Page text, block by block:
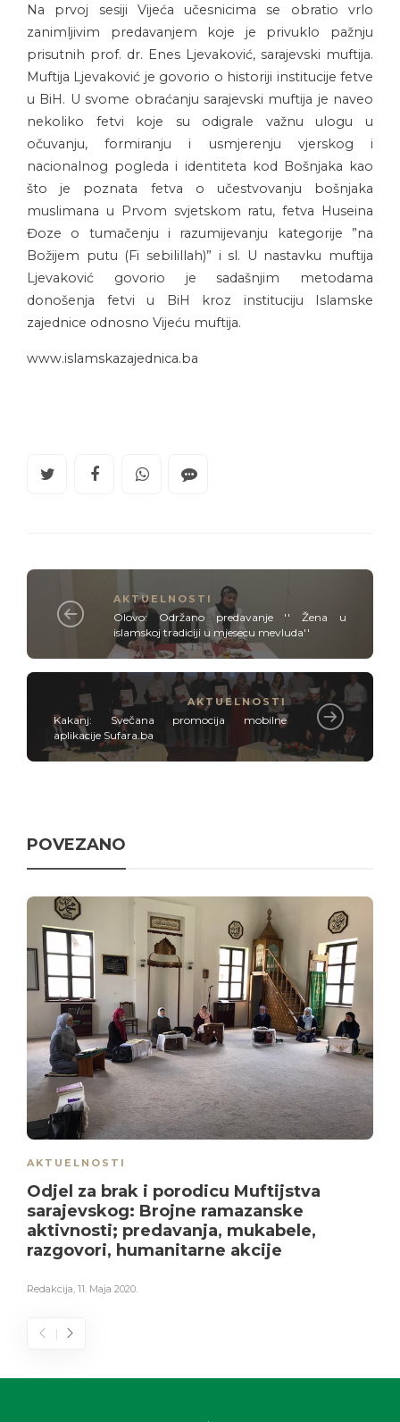
Na prvoj sesiji Vijeća učesnicima se obratio vrlo
zanimljivim predavanjem koje je privuklo pažnju
prisutnih prof. dr. Enes Ljevaković, sarajevski muftija.
Muftija Ljevaković je govorio o historiji institucije fetve
u BiH. U svome obraćanju sarajevski muftija je naveo
nekoliko fetvi koje su odigrale važnu ulogu u
očuvanju, formiranju i usmjerenju vjerskog i
nacionalnog pogleda i identiteta kod Bošnjaka kao
što je poznata fetva o učestvovanju bošnjaka
muslimana u Prvom svjetskom ratu, fetva Huseina
Đoze o tumačenju i razumijevanju kategorije ”na
Božijem putu (Fi sebilillah)” i sl. U nastavku muftija
Ljevaković govorio je sadašnjim metodama
donošenja fetvi u BiH kroz instituciju Islamske
zajednice odnosno Vijeću muftija.
www.islamskazajednica.ba
AKTUELNOSTI
Olovo: Održano predavanje '' Žena u
islamskoj tradiciji u mjesecu mevluda''
AKTUELNOSTI
Kakanj: Svečana promocija mobilne
aplikacije Sufara.ba
POVEZANO
AKTUELNOSTI
Odjel za brak i porodicu Muftijstva
sarajevskog: Brojne ramazanske
aktivnosti; predavanja, mukabele,
razgovori, humanitarne akcije
Redakcija, 11. Maja 2020.